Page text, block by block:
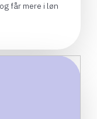
får mere i løn